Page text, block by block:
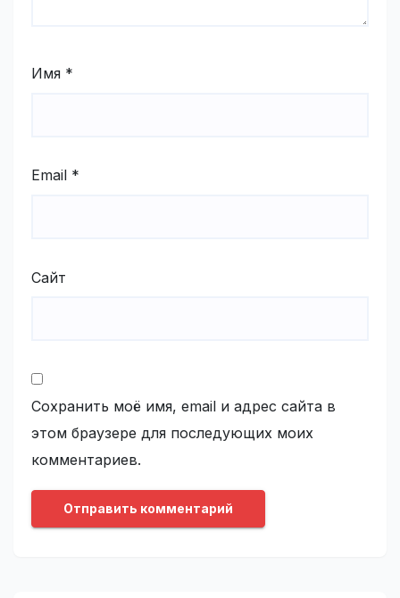
Имя *
Email *
Сайт
Сохранить моё имя, email и адрес сайта в
этом браузере для последующих моих
комментариев.